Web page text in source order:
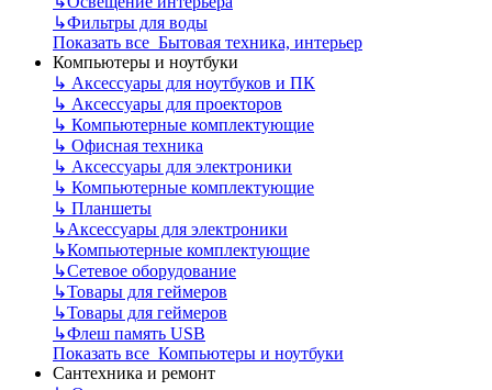
↳Фильтры для воды
Показать все Бытовая техника, интерьер
Компьютеры и ноутбуки
↳ Аксессуары для ноутбуков и ПК
↳ Аксессуары для проекторов
↳ Компьютерные комплектующие
↳ Офисная техника
↳ Аксессуары для электроники
↳ Компьютерные комплектующие
↳ Планшеты
↳Аксессуары для электроники
↳Компьютерные комплектующие
↳Сетевое оборудование
↳Товары для геймеров
↳Товары для геймеров
↳Флеш память USB
Показать все Компьютеры и ноутбуки
Сантехника и ремонт